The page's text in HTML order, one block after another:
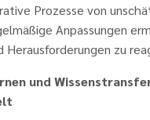
Prozesse von
Anpassungen
Herausforderungen zu
und